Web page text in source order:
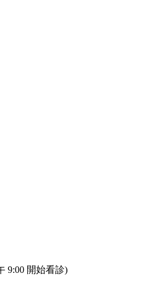
9:00 開始看診)